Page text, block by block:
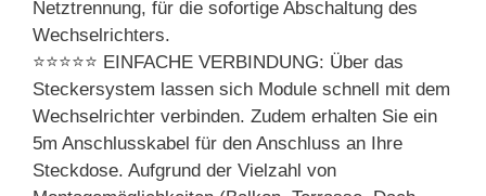
Netztrennung, für die sofortige Abschaltung des
Wechselrichters.
⭐⭐⭐⭐⭐ EINFACHE VERBINDUNG: Über das
Steckersystem lassen sich Module schnell mit dem
Wechselrichter verbinden. Zudem erhalten Sie ein
5m Anschlusskabel für den Anschluss an Ihre
Steckdose. Aufgrund der Vielzahl von